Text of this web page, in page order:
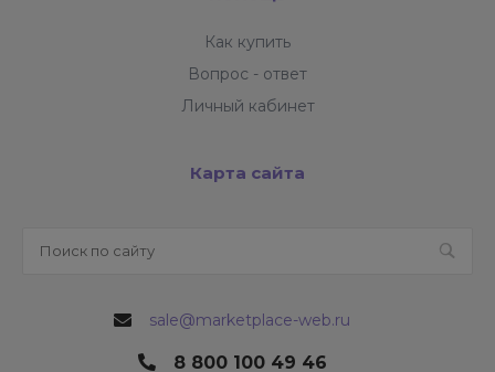
Как купить
Вопрос - ответ
Личный кабинет
Карта сайта
sale@marketplace-web.ru
8 800 100 49 46